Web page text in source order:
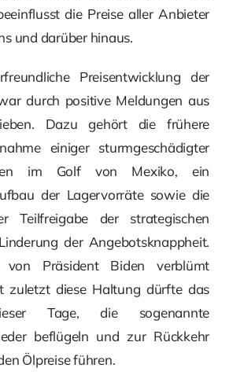
die Preise aller Anbieter
und darüber hinaus.
Preisentwicklung der
durch positive Meldungen aus
Dazu gehört die frühere
einiger sturmgeschädigter
im Golf von Mexiko, ein
der Lagervorräte sowie die
Teilfreigabe der strategischen
der Angebotsknappheit.
von Präsident Biden verblümt
zuletzt diese Haltung dürfte das
Tage, die sogenannte
beflügeln und zur Rückkehr
Ölpreise führen.